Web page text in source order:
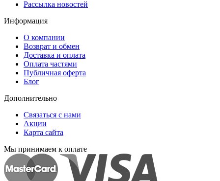
Рассылка новостей
Информация
О компании
Возврат и обмен
Доставка и оплата
Оплата частями
Публичная оферта
Блог
Дополнительно
Связаться с нами
Акции
Карта сайта
Мы принимаем к оплате